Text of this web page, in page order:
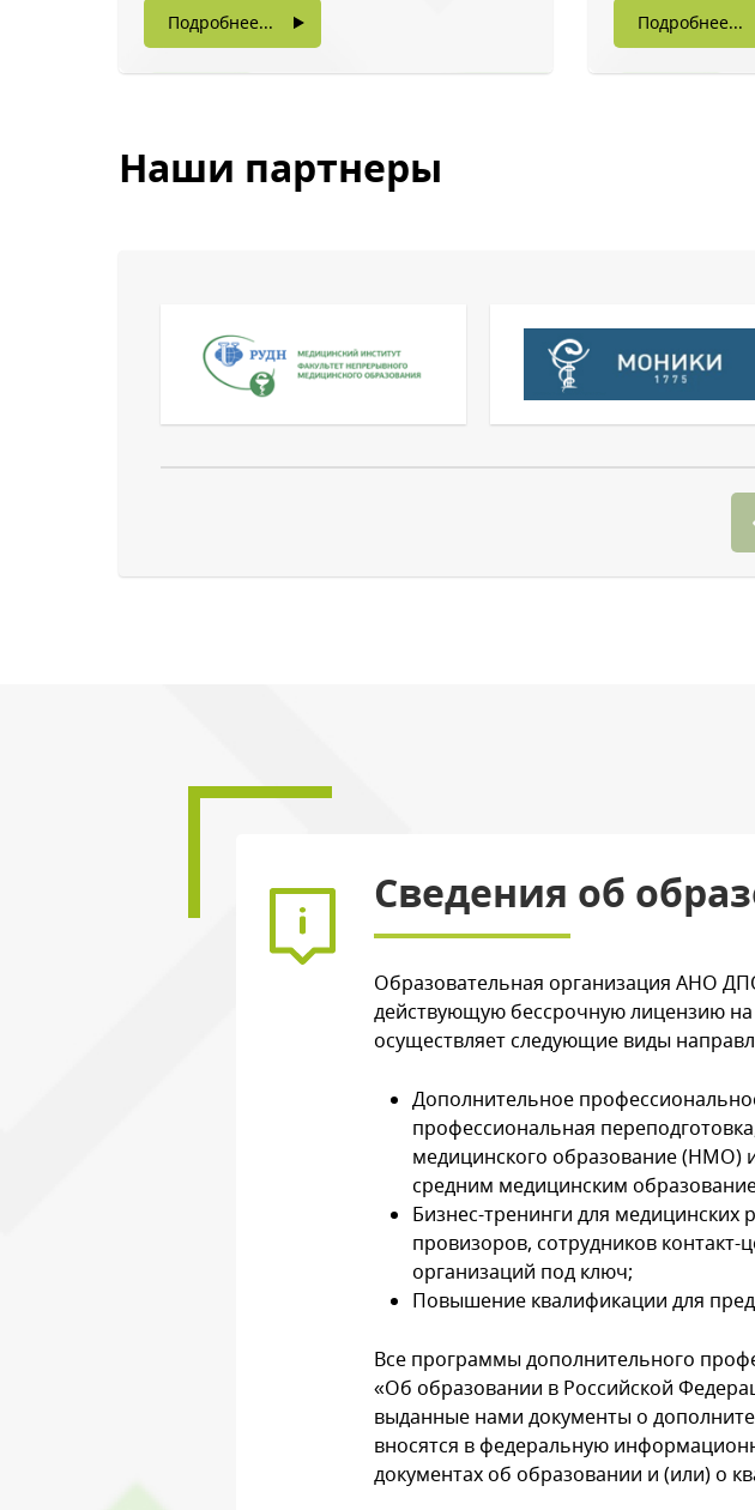
Подробнее... Подробнее...
Наши партнеры
Сведения об
Образовательная организация АНО
действующую бессрочную лицензию на
осуществляет следующие виды
Дополнительное
профессиональная
медицинского образование (НМО)
средним медицинским
Бизнес-тренинги для медицинских
провизоров, сотрудников контакт-
организаций под ключ;
Повышение квалификации для
Все программы дополнительного
«Об образовании в Российской
выданные нами документы о
вносятся в федеральную
документах об образовании и (или) о
Нажимая на кнопку, вы даете согласие на обработку